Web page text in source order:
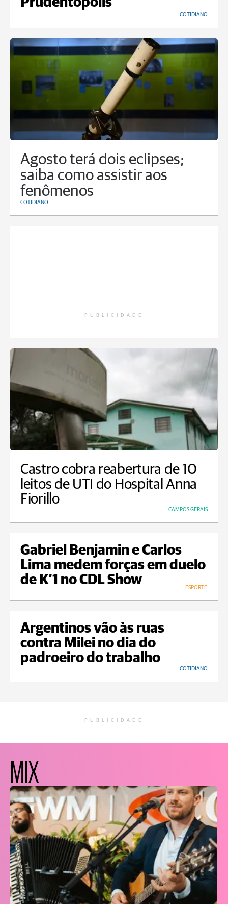
COTIDIANO
Agosto terá dois eclipses;
saiba como assistir aos
fenômenos
COTIDIANO
PUBLICIDADE
Castro cobra reabertura de 10
leitos de UTI do Hospital Anna
Fiorillo
CAMPOS GERAIS
Gabriel Benjamin e Carlos
Lima medem forças em duelo
de K’1 no CDL Show
ESPORTE
Argentinos vão às ruas
contra Milei no dia do
padroeiro do trabalho
COTIDIANO
PUBLICIDADE
MIX